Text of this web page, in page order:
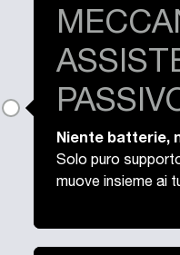
Niente batterie,
Solo puro
muove insieme ai